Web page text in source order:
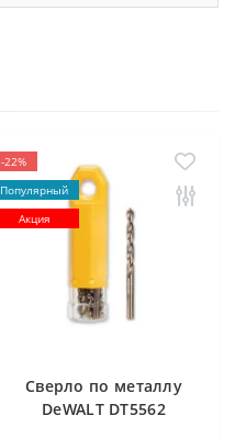
-22%
Популярный
Акция
Cверлo по металлу
DeWALT DT5562